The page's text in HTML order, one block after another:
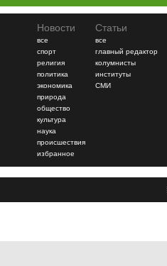
Новости
все
спорт
религия
политика
экономика
природа
общество
культура
наука
происшествия
избранное
Статьи
все
главный редактор
колумнисты
институты
СМИ